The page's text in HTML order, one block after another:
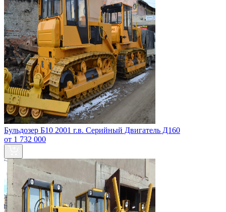
Бульдозер Б10 2001 г.в. Серийный Двигатель Д160
от 1 732 000